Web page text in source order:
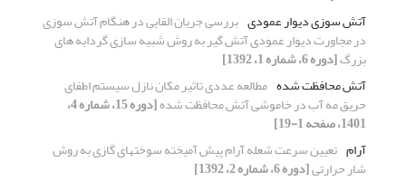
آتش سوزی دیوار عمودی بررسی جریان القایی در هنگام آتش سوزی
در مجاورت دیوار عمودی آتش گیر به روش شبیه سازی گردابه های
بزرگ[دوره 6، شماره 1، 1392]
آتش محافظت شده مطالعه عددی تاثیر مکان نازل سیستم اطفای
حریق مه آب در خاموشی آتش محافظت شده [دوره 15، شماره 4،
1401، صفحه 1-19]
آرام تعیین سرعت شعله آرام پیش آمیخته سوختهای گازی به روش
شار حرارتی[دوره 6، شماره 2، 1392]